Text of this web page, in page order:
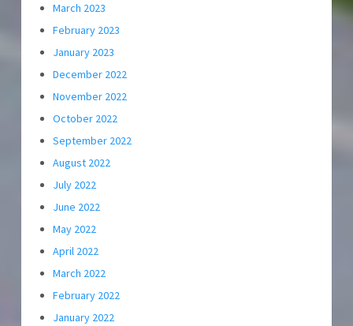
March 2023
February 2023
January 2023
December 2022
November 2022
October 2022
September 2022
August 2022
July 2022
June 2022
May 2022
April 2022
March 2022
February 2022
January 2022